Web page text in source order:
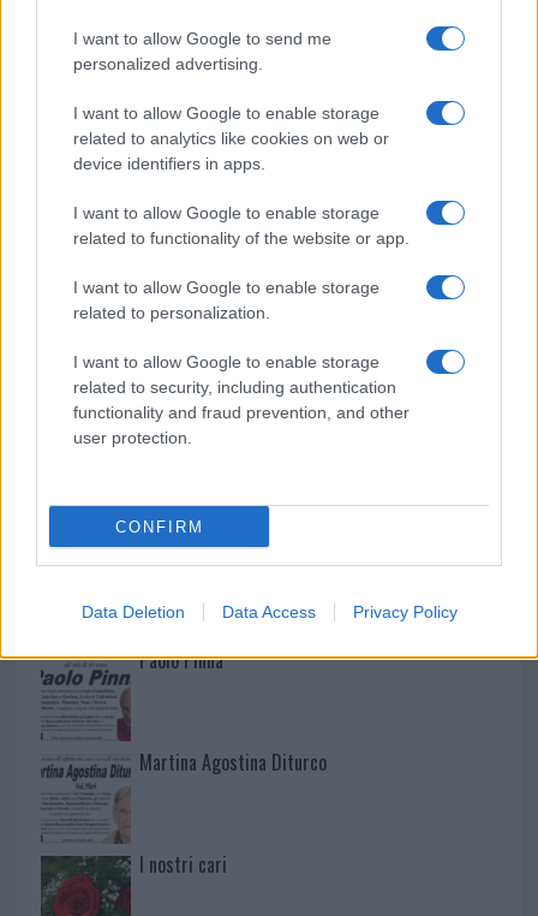
I want to allow Google to send me
personalized advertising.
I want to allow Google to enable storage
related to analytics like cookies on web or
device identifiers in apps.
I want to allow Google to enable storage
related to functionality of the website or app.
I want to allow Google to enable storage
related to personalization.
I want to allow Google to enable storage
related to security, including authentication
functionality and fraud prevention, and other
user protection.
CONFIRM
Data Deletion Data Access Privacy Policy
Test tunnel Olbia: rampe chiuse ancora fino a
fine agosto
Aggius conquista la classifica delle mete più
amate dell’estate 2026
Mario Malu
Paolo Pinna
Martina Agostina Diturco
I nostri cari